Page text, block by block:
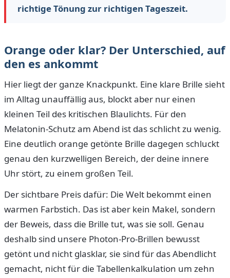
richtige Tönung zur richtigen Tageszeit.
Orange oder klar? Der Unterschied, auf
den es ankommt
Hier liegt der ganze Knackpunkt. Eine klare Brille sieht
im Alltag unauffällig aus, blockt aber nur einen
kleinen Teil des kritischen Blaulichts. Für den
Melatonin-Schutz am Abend ist das schlicht zu wenig.
Eine deutlich orange getönte Brille dagegen schluckt
genau den kurzwelligen Bereich, der deine innere
Uhr stört, zu einem großen Teil.
Der sichtbare Preis dafür: Die Welt bekommt einen
warmen Farbstich. Das ist aber kein Makel, sondern
der Beweis, dass die Brille tut, was sie soll. Genau
deshalb sind unsere Photon-Pro-Brillen bewusst
getönt und nicht glasklar, sie sind für das Abendlicht
gemacht, nicht für die Tabellenkalkulation um zehn